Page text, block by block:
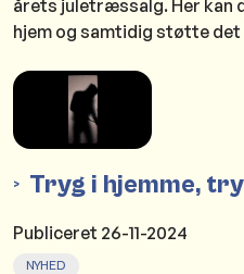
årets juletræssalg. Her
hjem og samtidig støtte
Tryg i hjemme,
Publiceret 26-11-2024
NYHED